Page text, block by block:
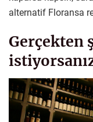
alternatif Floransa
Gerçekten